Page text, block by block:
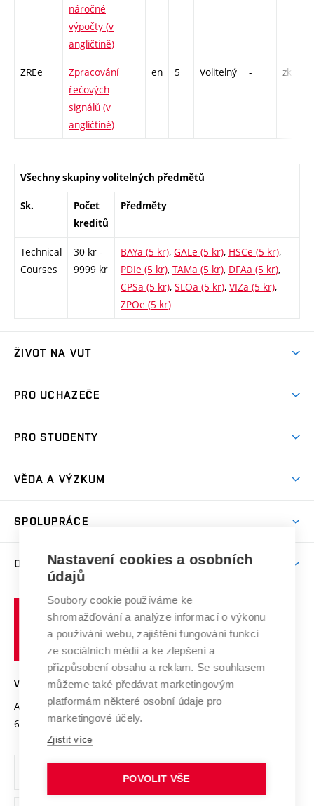
náročné
výpočty (v
angličtině)
ZREe
Zpracování
řečových
signálů (v
angličtině)
en 5 Volitelný - zk
Všechny skupiny volitelných předmětů
Sk.
Počet
kreditů
Předměty
Technical
Courses
30 kr -
9999 kr
BAYa (5 kr), GALe (5 kr), HSCe (5 kr),
PDIe (5 kr), TAMa (5 kr), DFAa (5 kr),
CPSa (5 kr), SLOa (5 kr), VIZa (5 kr),
ZPOe (5 kr)
ŽIVOT NA VUT
Koleje
Sport na VUT
PRO UCHAZEČE
Dny otevřených dveří
Celoživotní vzdělávání
E-přihláška
PRO STUDENTY
Harmonogram akademického roku
Závěrečné práce
Doktorské studium
Zpracování osobních údajů studentů
Sociální bezpečí
Studium bez bariér
Podpora podnikání
VĚDA A VÝZKUM
Mezinárodní vědecká rada
Systém zajišťování kvality výzkumu
Výzkumné infrastruktury
Transfer znalostí
Open Science
Projekty
Projekty ze strukturálních fondů
Specifický výzkum
SPOLUPRÁCE
Zahraniční spolupráce
Spolupráce se školami
Služby univerzity
Mezinárodní dohody
Univerzitní sítě
O UNIVERZITĚ
Profil univerzity
Udržitelná univerzita
Podnikavá univerzita / ContriBUTe
Bezpečná univerzita
Vyznamenání
Organizační struktura
Ochrana osobních údajů
učení
technické
VYSOKÉ UČENÍ TECHNICKÉ V BRNĚ
Antonínská 548/1
602 00 Brno
www.vut.cz
vut@vutbr.cz
Nastavení cookies a osobních
údajů
Soubory cookie používáme ke
shromažďování a analýze informací o výkonu
a používání webu, zajištění fungování funkcí
ze sociálních médií a ke zlepšení a
přizpůsobení obsahu a reklam. Se souhlasem
můžeme také předávat marketingovým
platformám některé osobní údaje pro
marketingové účely.
Zjistit více
POVOLIT VŠE